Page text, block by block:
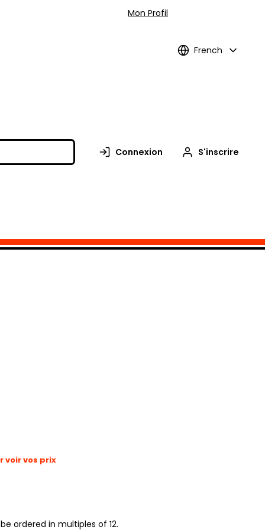
Mon Profil
French
Connexion S'inscrire
voir vos prix
ordered in multiples of 12.